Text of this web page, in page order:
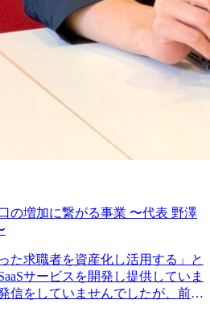
の増加に繋がる事業 〜代表 野澤
た求職者を資産化し活用する」と
サービスを開発し提供していま
信をしていませんでしたが、前回